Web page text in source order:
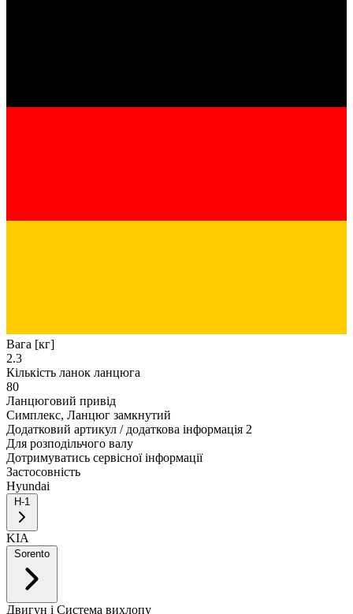
Вага [кг]
2.3
Кількість ланок ланцюга
80
Ланцюговий привід
Симплекс, Ланцюг замкнутий
Додатковий артикул / додаткова інформація 2
Для розподільчого валу
Дотримуватись сервісної інформації
Застосовність
Hyundai
KIA
Двигун і Система вихлопу